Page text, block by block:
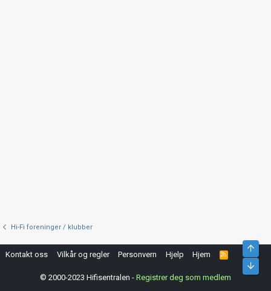
Hi-Fi foreninger / klubber
Kontakt oss Vilkår og regler Personvern Hjelp Hjem
R
S
© 2000-2023 Hifisentralen - Registrer deg som medlem
Topp
Bunn